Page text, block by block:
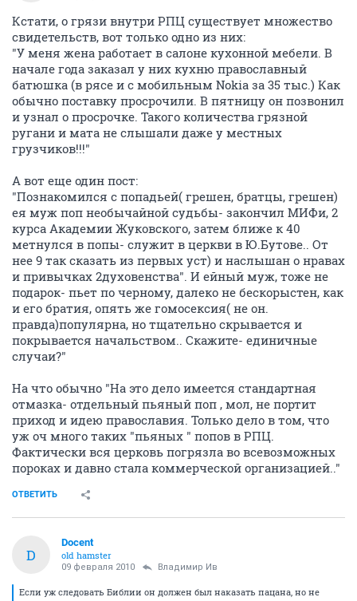
Кстати, о грязи внутри РПЦ существует множество
свидетельств, вот только одно из них:
"У меня жена работает в салоне кухонной мебели. В
начале года заказал у них кухню православный
батюшка (в рясе и с мобильным Nokia за 35 тыс.) Как
обычно поставку просрочили. В пятницу он позвонил
и узнал о просрочке. Такого количества грязной
ругани и мата не слышали даже у местных
грузчиков!!!"
А вот еще один пост:
"Познакомился с попадьей( грешен, братцы, грешен)
ея муж поп необычайной судьбы- закончил МИФи, 2
курса Академии Жуковского, затем ближе к 40
метнулся в попы- служит в церкви в Ю.Бутове.. От
нее 9 так сказать из первых уст) и наслышан о нравах
и привычках 2духовенства". И ейный муж, тоже не
подарок- пьет по черному, далеко не бескорыстен, как
и его братия, опять же гомосексия( не он.
правда)популярна, но тщательно скрывается и
покрывается начальством.. Скажите- единичные
случаи?"
На что обычно "На это дело имеется стандартная
отмазка- отдельный пьяный поп , мол, не портит
приход и идею православия. Только дело в том, что
уж оч много таких "пьяных " попов в РПЦ.
Фактически вся церковь погрязла во всевозможных
пороках и давно стала коммерческой организацией.."
ОТВЕТИТЬ
D
Docent
old hamster
09 февраля 2010 Владимир Ив
Если уж следовать Библии он должен был наказать пацана, но не